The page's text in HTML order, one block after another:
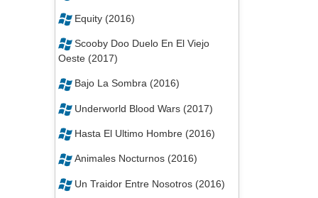
Equity (2016)
Scooby Doo Duelo En El Viejo
Oeste (2017)
Bajo La Sombra (2016)
Underworld Blood Wars (2017)
Hasta El Ultimo Hombre (2016)
Animales Nocturnos (2016)
Un Traidor Entre Nosotros (2016)